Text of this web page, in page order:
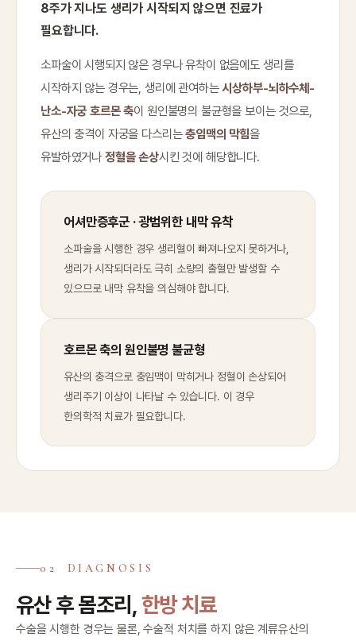
8주가 지나도 생리가 시작되지 않으면 진료가
필요합니다.
소파술이 시행되지 않은 경우나 유착이 없음에도 생리를
시작하지 않는 경우는, 생리에 관여하는시상하부-뇌하수체-
난소-자궁 호르몬 축이 원인불명의 불균형을 보이는 것으로,
유산의 충격이 자궁을 다스리는충임맥의 막힘을
유발하였거나정혈을 손상시킨 것에 해당합니다.
어셔만증후군 · 광범위한 내막 유착
소파술을 시행한 경우 생리혈이 빠져나오지 못하거나,
생리가 시작되더라도 극히 소량의 출혈만 발생할 수
있으므로 내막 유착을 의심해야 합니다.
호르몬 축의 원인불명 불균형
유산의 충격으로 충임맥이 막히거나 정혈이 손상되어
생리주기 이상이 나타날 수 있습니다. 이 경우
한의학적 치료가 필요합니다.
02 DIAGNOSIS
유산 후 몸조리,한방 치료
수술을 시행한 경우는 물론, 수술적 처치를 하지 않은 계류유산의